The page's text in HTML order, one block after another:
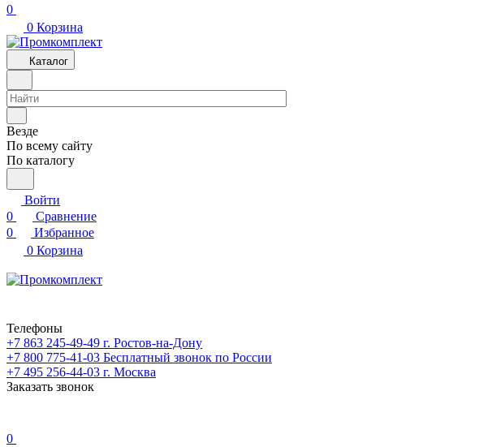
0
0 Корзина
Каталог
Везде
По всему сайту
По каталогу
Войти
0
Сравнение
0
Избранное
0 Корзина
Телефоны
+7 863 245-49-49 г. Ростов-на-Дону
+7 800 775-41-03 Бесплатный звонок по России
+7 495 256-44-03 г. Москва
Заказать звонок
0